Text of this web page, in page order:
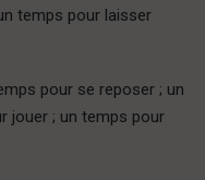
temps pour laisser
pour se reposer ; un
jouer ; un temps pour